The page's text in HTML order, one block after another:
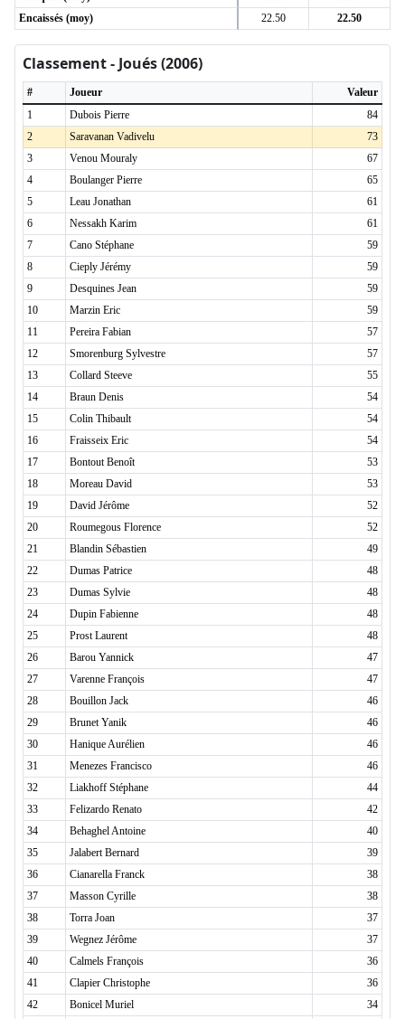
Encaissés (moy)
22.50 22.50
Classement - Joués (2006)
# Joueur
Valeur
1
Dubois Pierre
84
2
Saravanan Vadivelu
73
3
Venou Mouraly
67
4
Boulanger Pierre
65
5
Leau Jonathan
61
6
Nessakh Karim
61
7
Cano Stéphane
59
8
Cieply Jérémy
59
9
Desquines Jean
59
10
Marzin Eric
59
11
Pereira Fabian
57
12
Smorenburg Sylvestre
57
13
Collard Steeve
55
14
Braun Denis
54
15
Colin Thibault
54
16
Fraisseix Eric
54
17
Bontout Benoît
53
18
Moreau David
53
19
David Jérôme
52
20
Roumegous Florence
52
21
Blandin Sébastien
49
22
Dumas Patrice
48
23
Dumas Sylvie
48
24
Dupin Fabienne
48
25
Prost Laurent
48
26
Barou Yannick
47
27
Varenne François
47
28
Bouillon Jack
46
29
Brunet Yanik
46
30
Hanique Aurélien
46
31
Menezes Francisco
46
32
Liakhoff Stéphane
44
33
Felizardo Renato
42
34
Behaghel Antoine
40
35
Jalabert Bernard
39
36
Cianarella Franck
38
37
Masson Cyrille
38
38
Torra Joan
37
39
Wegnez Jérôme
37
40
Calmels François
36
41
Clapier Christophe
36
42
Bonicel Muriel
34